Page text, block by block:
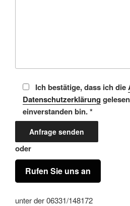
Ich bestätige, dass ich die
Datenschutzerklärung
einverstanden bin. *
oder
Rufen Sie uns an
unter der 06331/148172